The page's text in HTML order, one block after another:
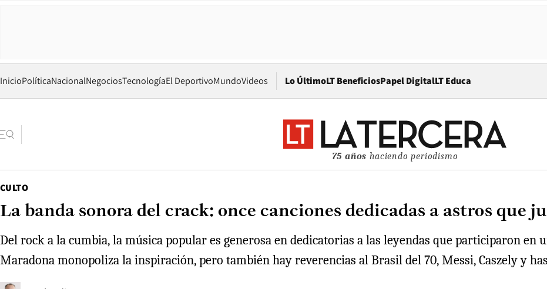
InicioPolíticaNacionalNegociosTecnologíaEl DeportivoMundoVideos Lo ÚltimoLT BeneficiosPapel DigitalOpens in new window
LT Educa
75 años haciendo periodismo
CULTO
La banda sonora del crack: once canciones dedicadas a astros que
Del rock a la cumbia, la música popular es generosa en dedicatorias a las leyendas que participaron en
Maradona monopoliza la inspiración, pero también hay reverencias al Brasil del 70, Messi, Caszely y